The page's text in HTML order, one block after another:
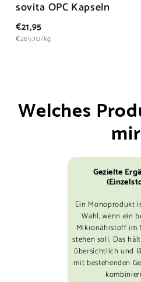
sovita OPC Kapseln
€21,95€
2
€265,10/kg
Welches
Gezielte
Ein Monoprodukt
Wahl, wenn ein
Mikronährstoff im
stehen soll. Das
übersichtlich und
mit bestehenden